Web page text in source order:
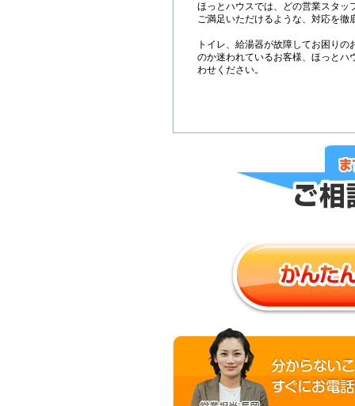
ほっとハウスでは、どの営業スタッ
ご満足いただけるような、対応を徹
トイレ、給湯器が故障してお困り
のか迷われているお客様、ほっとハ
わせください。